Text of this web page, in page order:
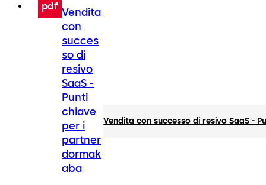
pdf Vendita
con
succes
so di
resivo
SaaS -
Punti
chiave
per i
partner
dormak
aba
Vendita con successo di resivo SaaS -